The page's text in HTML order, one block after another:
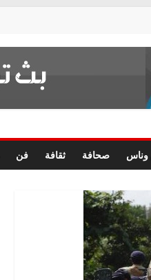
صحافة ثقافة فن